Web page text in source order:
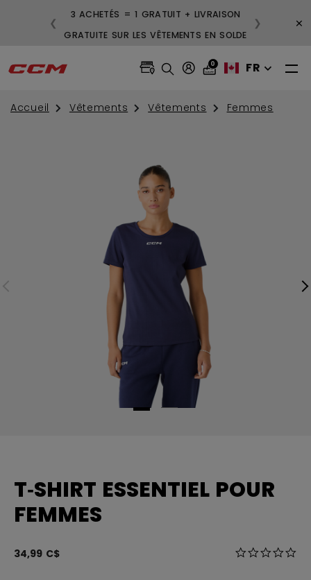
3 ACHETÉS = 1 GRATUIT + LIVRAISON
GRATUITE SUR LES VÊTEMENTS EN SOLDE
❮ ❯ ×
0 FR
Accueil Vêtements Vêtements Femmes
T‑SHIRT ESSENTIEL POUR
FEMMES
34,99 C$ 4,4 sur 5